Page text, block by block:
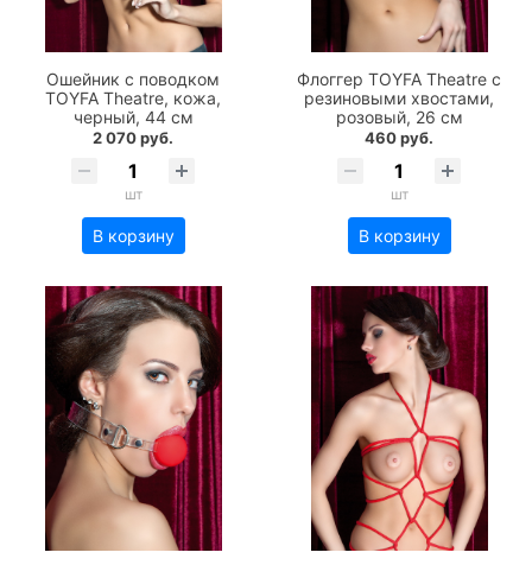
Ошейник с поводком
TOYFA Theatre, кожа,
черный, 44 см
2 070 руб.
шт
В корзину
Флоггер TOYFA Theatre с
резиновыми хвостами,
розовый, 26 см
460 руб.
шт
В корзину